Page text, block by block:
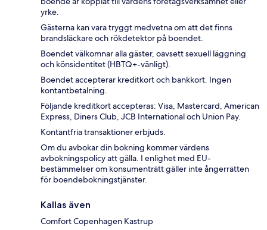
yrke.
Gästerna kan vara tryggt medvetna om att det finns
brandsläckare och rökdetektor på boendet.
Boendet välkomnar alla gäster, oavsett sexuell läggning
och könsidentitet (HBTQ+-vänligt).
Boendet accepterar kreditkort och bankkort. Ingen
kontantbetalning.
Följande kreditkort accepteras: Visa, Mastercard, American
Express, Diners Club, JCB International och Union Pay.
Kontantfria transaktioner erbjuds.
Om du avbokar din bokning kommer värdens
avbokningspolicy att gälla. I enlighet med EU-
bestämmelser om konsumenträtt gäller inte ångerrätten
för boendebokningstjänster.
Kallas även
Comfort Copenhagen Kastrup